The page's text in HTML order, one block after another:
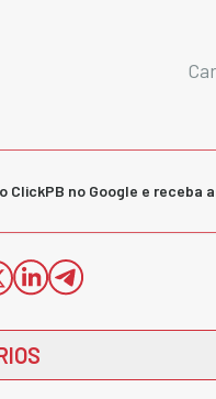
ClickPB no Google e receba